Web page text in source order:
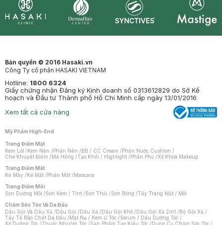
Bản quyền © 2016 Hasaki.vn
Công Ty cổ phần HASAKI VIETNAM
Hotline: 1800 6324
Giấy chứng nhận Đăng ký Kinh doanh số 0313612829 do Sở Kế
hoạch và Đầu tư Thành phố Hồ Chí Minh cấp ngày 13/01/2016
Xem tất cả cửa hàng
Mỹ Phẩm High-End
Trang Điểm Mặt
Kem Lót /Kem Nền /Phấn Nền /BB / CC Cream /Phấn Nước Cushion /
Che Khuyết Điểm /Má Hồng /Tạo Khối / Highlight /Phấn Phủ /Xịt Khoá Makeup
Trang Điểm Mắt
Kẻ Mày /Kẻ Mắt /Phấn Mắt /Mascara
Trang Điểm Môi
Son Dưỡng Môi /Son Kem / Tint /Son Thỏi /Son Bóng /Tẩy Trang Mắt / Môi
Chăm Sóc Tóc Và Da Đầu
Dầu Gội Và Dầu Xả /Dầu Gội /Dầu Xả /Dầu Gội Khô /Dầu Gội Xả 2in1 /Bộ Gội Xả /
Tẩy Tế Bào Chết Da Đầu /Mặt Nạ / Kem Ủ Tóc /Serum / Dầu Dưỡng Tóc /
Xịt Dưỡng Tóc /Thuốc Nhuộm Tóc /Sản Phẩm Tạo Kiểu Tóc /Dụng Cụ Chăm Sóc Tóc /